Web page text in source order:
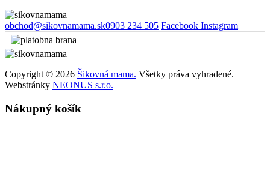
obchod@sikovnamama.sk0903 234 505 Facebook Instagram
Copyright © 2026 Šikovná mama. Všetky práva vyhradené.
Webstránky NEONUS s.r.o.
Nákupný košík